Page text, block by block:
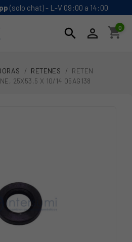
(solo chat) - L-V 09:00 a 14:00
search  shopping_cart
0
RETENES
RETEN
25X53,5 X 10/14 05AG138